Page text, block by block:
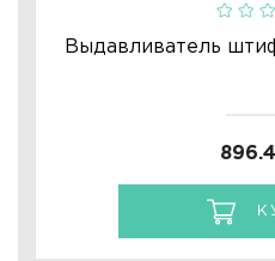
Выдавливатель